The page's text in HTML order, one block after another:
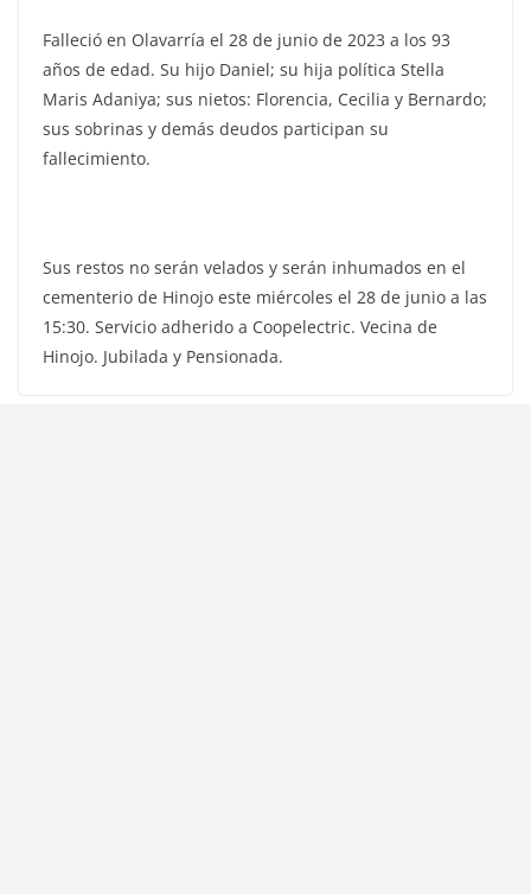
Falleció en Olavarría el 28 de junio de 2023 a los 93
años de edad. Su hijo Daniel; su hija política Stella
Maris Adaniya; sus nietos: Florencia, Cecilia y Bernardo;
sus sobrinas y demás deudos participan su
fallecimiento.
Sus restos no serán velados y serán inhumados en el
cementerio de Hinojo este miércoles el 28 de junio a las
15:30. Servicio adherido a Coopelectric. Vecina de
Hinojo. Jubilada y Pensionada.